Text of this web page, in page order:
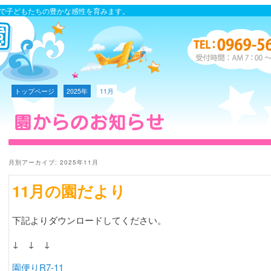
どもたちの豊かな感性を育みます。
トップページ 2025年 11月
月別アーカイブ: 2025年11月
11月の園だより
下記よりダウンロードしてください。
↓ ↓ ↓
園便りR7-11